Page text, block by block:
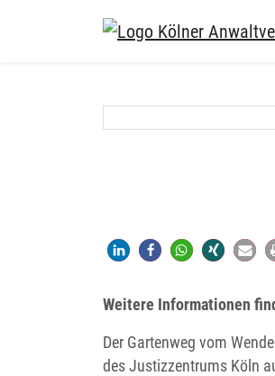
Weitere Informationen
Der Gartenweg vom
des Justizzentrums Köln